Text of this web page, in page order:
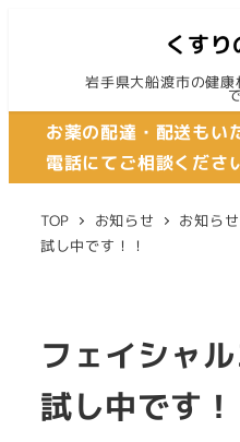
岩手県大船渡市の健
お薬の配達・配送もい
電話にてご相談くださ
TOP お知らせ お知らせ
試し中です！！
フェイシャ
試し中です！